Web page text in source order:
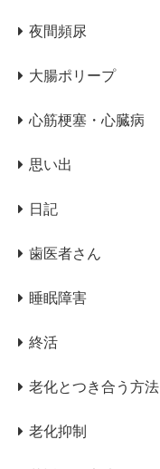
夜間頻尿
大腸ポリープ
心筋梗塞・心臓病
思い出
日記
歯医者さん
睡眠障害
終活
老化とつき合う方法
老化抑制